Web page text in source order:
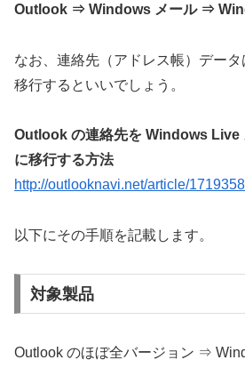
Outlook ⇒ Windows メール ⇒
なお、連絡先（アドレス帳）デー
移行するといいでしょう。
Outlook の連絡先を Windows Live
に移行する方法
http://outlooknavi.net/article/
以下にその手順を記載します。
対象製品
Outlook のほぼ全バージョン ⇒